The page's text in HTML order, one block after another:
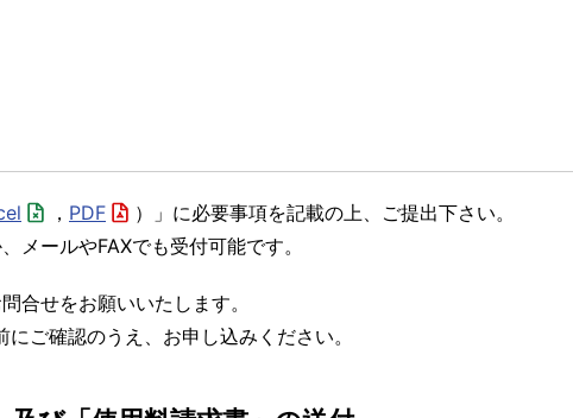
， PDF
）」に必要事項を記載の上、ご提出下さい。
メールやFAXでも受付可能です。
合せをお願いいたします。
にご確認のうえ、お申し込みください。